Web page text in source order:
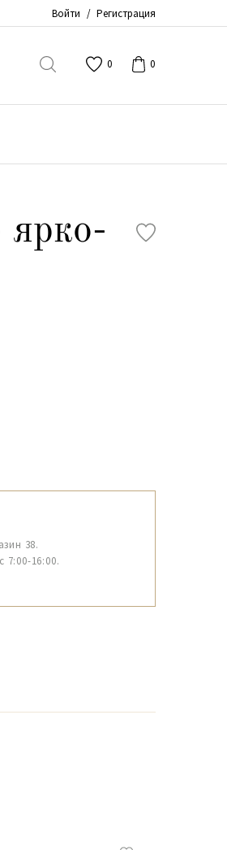
Войти / Регистрация
0 0
38.
7:00-16:00.